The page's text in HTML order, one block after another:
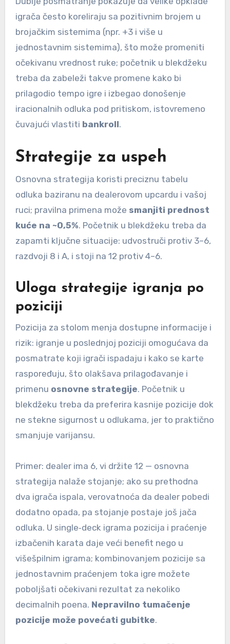
igrača često koreliraju sa pozitivnim brojem u
brojačkim sistemima (npr. +3 i više u
jednostavnim sistemima), što može promeniti
očekivanu vrednost ruke; početnik u blekdžeku
treba da zabeleži takve promene kako bi
prilagodio tempo igre i izbegao donošenje
iracionalnih odluka pod pritiskom, istovremeno
čuvajući vlastiti bankroll.
Strategije za uspeh
Osnovna strategija koristi preciznu tabelu
odluka baziranu na dealerovom upcardu i vašoj
ruci; pravilna primena može smanjiti prednost
kuće na ~0,5%. Početnik u blekdžeku treba da
zapamti ključne situacije: udvostruči protiv 3–6,
razdvoji 8 i A, i stoji na 12 protiv 4–6.
Uloga strategije igranja po
poziciji
Pozicija za stolom menja dostupne informacije i
rizik: igranje u poslednjoj poziciji omogućava da
posmatrate koji igrači ispadaju i kako se karte
raspoređuju, što olakšava prilagođavanje i
primenu osnovne strategije. Početnik u
blekdžeku treba da preferira kasnije pozicije dok
ne stekne sigurnost u odlukama, jer to praktično
smanjuje varijansu.
Primer: dealer ima 6, vi držite 12 — osnovna
strategija nalaže stojanje; ako su prethodna
dva igrača ispala, verovatnoća da dealer pobedi
dodatno opada, pa stojanje postaje još jača
odluka. U single‑deck igrama pozicija i praćenje
izbačenih karata daje veći benefit nego u
višešpilnim igrama; kombinovanjem pozicije sa
jednostavnim praćenjem toka igre možete
poboljšati očekivani rezultat za nekoliko
decimalnih poena. Nepravilno tumačenje
pozicije može povećati gubitke.